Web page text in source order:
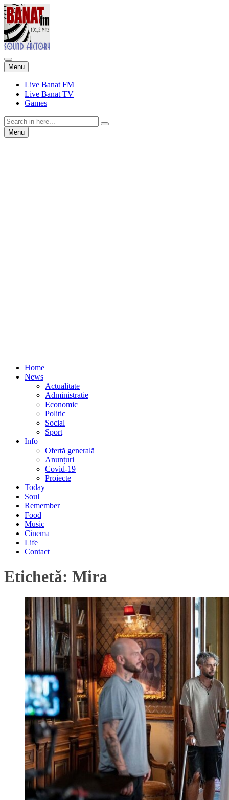
Menu Skip
to
content
Live Banat FM
Live Banat TV
Games
Search
for:Menu Skip
to
Home
News
Actualitate
Administratie
Economic
Politic
Social
Sport
Info
Ofertă generală
Anunțuri
Covid-19
Proiecte
Today
Soul
Remember
Food
Music
Cinema
Life
Contact
Etichetă: Mira